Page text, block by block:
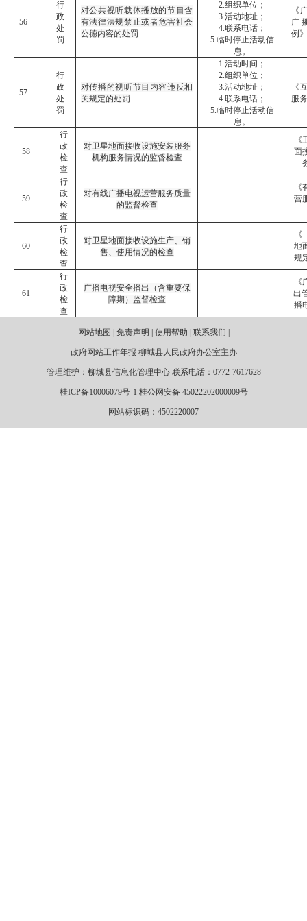
56
行
政
处
罚
对公共视听载体播放的节目含
有法律法规禁止或者危害社会
公德内容的处罚
2.组织单位；
3.活动地址；
4.联系电话；
5.临时停止活动信
息。
《
广
例》
57
行
政
处
罚
对传播的视听节目内容违反相
关规定的处罚
1.活动时间；
2.组织单位；
3.活动地址；
4.联系电话；
5.临时停止活动信
息。
《
服
58
行
政
检
查
对卫星地面接收设施安装服务
机构服务情况的监督检查
面
59
行
政
检
查
对有线广播电视运营服务质量
的监督检查
营
60
行
政
检
查
对卫星地面接收设施生产、销
售、使用情况的检查
地
规
61
行
政
检
查
广播电视安全播出（含重要保
障期）监督检查
出
播
网站地图 | 免责声明 | 使用帮助 | 联系我们 |
政府网站工作年报 柳城县人民政府办公室主办
管理维护：柳城县信息化管理中心 联系电话：0772-7617628
桂ICP备10006079号-1 桂公网安备 45022202000009号
网站标识码：4502220007